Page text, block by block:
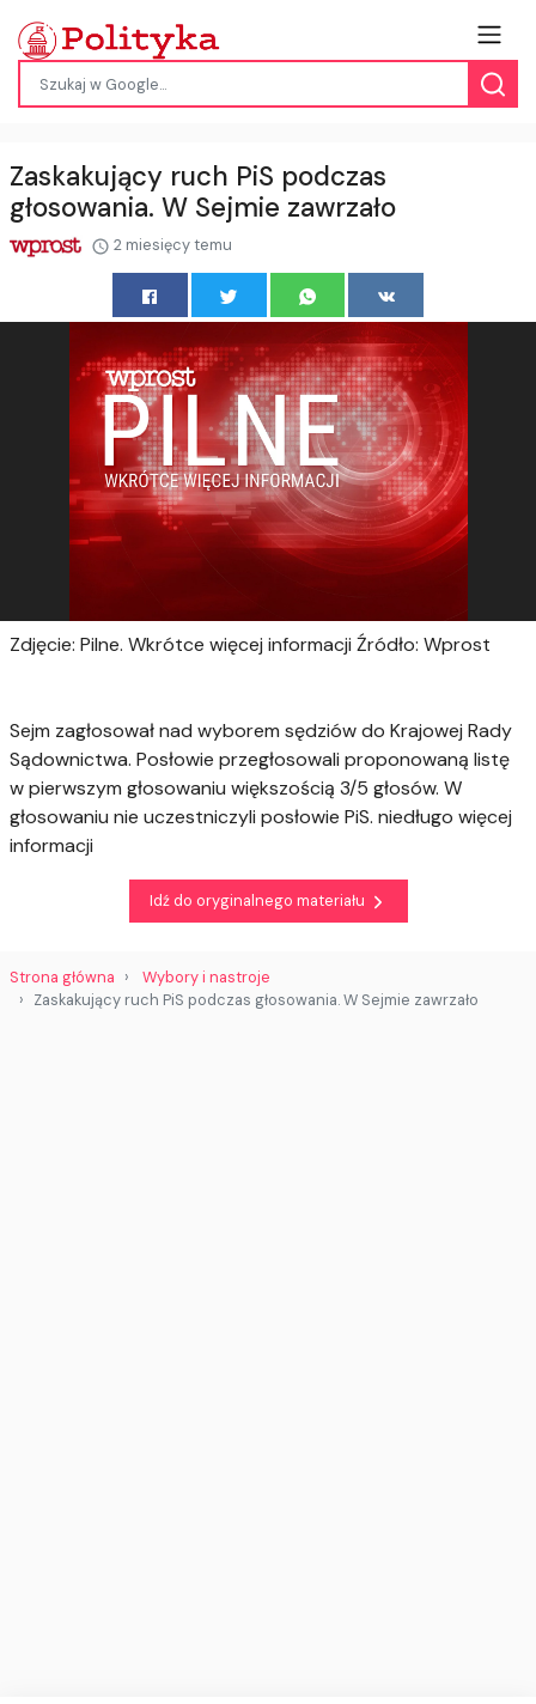
Zaskakujący ruch PiS podczas
głosowania. W Sejmie zawrzało
2 miesięcy temu
Zdjęcie: Pilne. Wkrótce więcej informacji Źródło: Wprost
Sejm zagłosował nad wyborem sędziów do Krajowej Rady
Sądownictwa. Posłowie przegłosowali proponowaną listę
w pierwszym głosowaniu większością 3/5 głosów. W
głosowaniu nie uczestniczyli posłowie PiS. niedługo więcej
informacji
Idź do oryginalnego materiału
Strona główna
Wybory i nastroje
Zaskakujący ruch PiS podczas głosowania. W Sejmie zawrzało